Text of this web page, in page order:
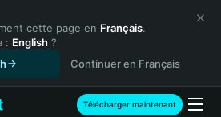
cette page en Français.
: English ?
Continuer en Français
Télécharger maintenant